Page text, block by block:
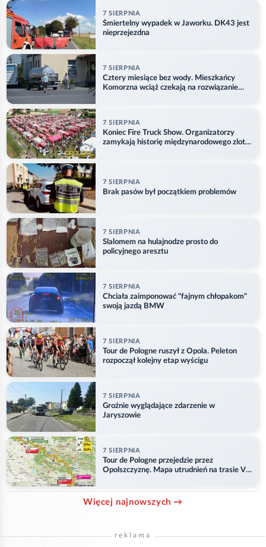
7 SIERPNIA
Śmiertelny wypadek w Jaworku. DK43 jest
nieprzejezdna
7 SIERPNIA
Cztery miesiące bez wody. Mieszkańcy
Komorzna wciąż czekają na rozwiązanie
7 SIERPNIA
Koniec Fire Truck Show. Organizatorzy
zamykają historię międzynarodowego zlotu
7 SIERPNIA
Brak pasów był początkiem problemów
7 SIERPNIA
Slalomem na hulajnodze prosto do
policyjnego aresztu
7 SIERPNIA
Chciała zaimponować "fajnym chłopakom"
swoją jazdą BMW
7 SIERPNIA
Tour de Pologne ruszył z Opola. Peleton
rozpoczął kolejny etap wyścigu
7 SIERPNIA
Groźnie wyglądające zdarzenie w
Jaryszowie
7 SIERPNIA
Tour de Pologne przejedzie przez
Opolszczyznę. Mapa utrudnień na trasie V
Więcej najnowszych →
reklama